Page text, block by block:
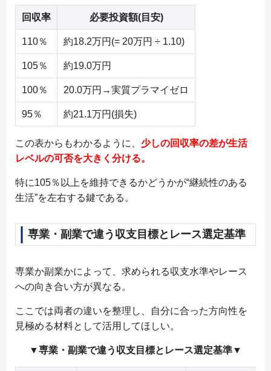
回収率 必要投資額(目安)
110％ 約18.2万円(= 20万円 ÷ 1.10)
105％ 約19.0万円
100％ 20.0万円→実質プラマイゼロ
95％ 約21.1万円(損失)
この表からもわかるように、 少しの回収率の差が生活
レベルの可否を大きく分ける。
特に105％以上を維持できるかどうかが“継続性のある
生活”を左右する鍵である。
専業・副業で違う収支目標とレース選定基準
専業か副業かによって、求められる収支水準やレース
への向き合い方が異なる。
ここでは両者の違いを整理し、自分に合った方向性を
見極める材料として活用してほしい。
▼専業・副業で違う収支目標とレース選定基準▼